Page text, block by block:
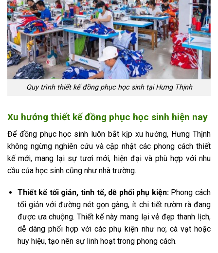
Quy trình thiết kế đồng phục học sinh tại Hưng Thịnh
Xu hướng thiết kế đồng phục học sinh hiện nay
Để đồng phục học sinh luôn bắt kịp xu hướng, Hưng Thịnh
không ngừng nghiên cứu và cập nhật các phong cách thiết
kế mới, mang lại sự tươi mới, hiện đại và phù hợp với nhu
cầu của học sinh cũng như nhà trường.
Thiết kế tối giản, tinh tế, dễ phối phụ kiện: Phong cách
tối giản với đường nét gọn gàng, ít chi tiết rườm rà đang
được ưa chuộng. Thiết kế này mang lại vẻ đẹp thanh lịch,
dễ dàng phối hợp với các phụ kiện như nơ, cà vạt hoặc
huy hiệu, tạo nên sự linh hoạt trong phong cách.